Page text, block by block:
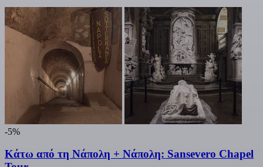
-5%
Κάτω από τη Νάπολη + Νάπολη: Sansevero Chapel